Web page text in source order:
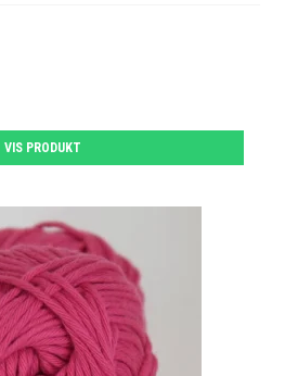
VIS PRODUKT